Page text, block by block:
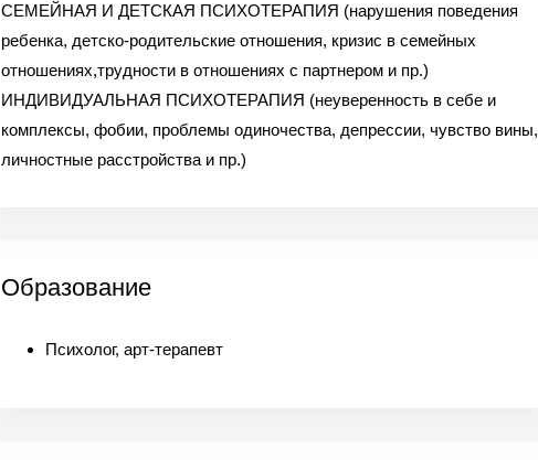
СЕМЕЙНАЯ И ДЕТСКАЯ ПСИХОТЕРАПИЯ (нарушения поведения
ребенка, детско-родительские отношения, кризис в семейных
отношениях,трудности в отношениях с партнером и пр.)
ИНДИВИДУАЛЬНАЯ ПСИХОТЕРАПИЯ (неуверенность в себе и
комплексы, фобии, проблемы одиночества, депрессии, чувство вины,
личностные расстройства и пр.)
Образование
Психолог, арт-терапевт